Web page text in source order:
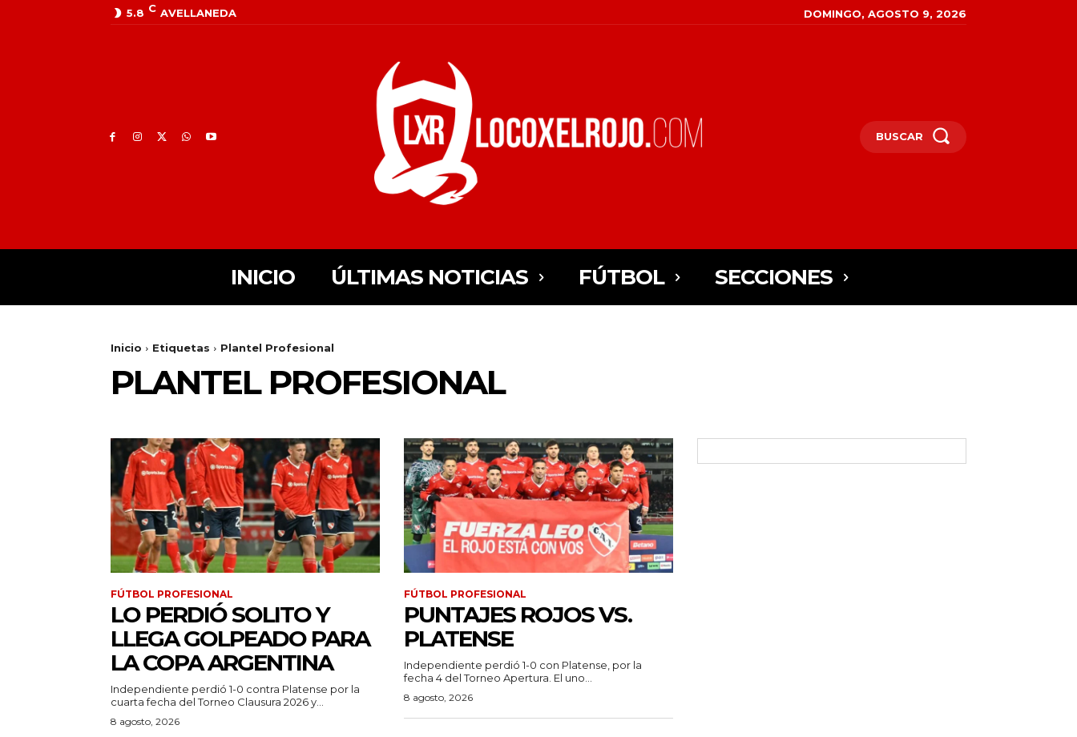
5.8 C AVELLANEDA DOMINGO, AGOSTO 9, 2026
BUSCAR
INICIO ÚLTIMAS NOTICIAS FÚTBOL SECCIONES
Inicio Etiquetas Plantel Profesional
PLANTEL PROFESIONAL
FÚTBOL PROFESIONAL
LO PERDIÓ SOLITO Y
LLEGA GOLPEADO PARA
LA COPA ARGENTINA
Independiente perdió 1-0 contra Platense por la
cuarta fecha del Torneo Clausura 2026 y...
8 agosto, 2026
FÚTBOL PROFESIONAL
PUNTAJES ROJOS VS.
PLATENSE
Independiente perdió 1-0 con Platense, por la
fecha 4 del Torneo Apertura. El uno...
8 agosto, 2026